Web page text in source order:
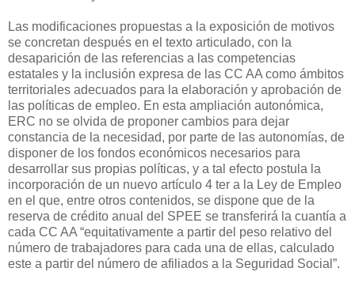
Las modificaciones propuestas a la exposición de motivos
se concretan después en el texto articulado, con la
desaparición de las referencias a las competencias
estatales y la inclusión expresa de las CC AA como ámbitos
territoriales adecuados para la elaboración y aprobación de
las políticas de empleo. En esta ampliación autonómica,
ERC no se olvida de proponer cambios para dejar
constancia de la necesidad, por parte de las autonomías, de
disponer de los fondos económicos necesarios para
desarrollar sus propias políticas, y a tal efecto postula la
incorporación de un nuevo artículo 4 ter a la Ley de Empleo
en el que, entre otros contenidos, se dispone que de la
reserva de crédito anual del SPEE se transferirá la cuantía a
cada CC AA “equitativamente a partir del peso relativo del
número de trabajadores para cada una de ellas, calculado
este a partir del número de afiliados a la Seguridad Social”.